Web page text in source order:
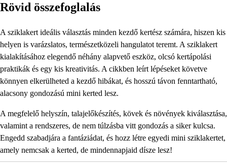
Rövid összefoglalás
A sziklakert ideális választás minden kezdő kertész számára, hiszen kis
helyen is varázslatos, természetközeli hangulatot teremt. A sziklakert
kialakításához elegendő néhány alapvető eszköz, olcsó kertápolási
praktikák és egy kis kreativitás. A cikkben leírt lépéseket követve
könnyen elkerülheted a kezdő hibákat, és hosszú távon fenntartható,
alacsony gondozású mini kerted lesz.
A megfelelő helyszín, talajelőkészítés, kövek és növények kiválasztása,
valamint a rendszeres, de nem túlzásba vitt gondozás a siker kulcsa.
Engedd szabadjára a fantáziádat, és hozz létre egyedi mini sziklakertet,
amely nemcsak a kerted, de mindennapjaid dísze lesz!